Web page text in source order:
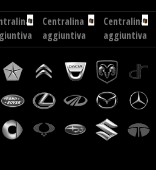
Centralina
aggiuntiva
Mercedes
C
220
CDI
136
Centralina
aggiuntiva
Volvo
V
70
2.4
D
181
cv